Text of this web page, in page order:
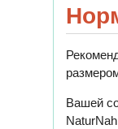
Вашей